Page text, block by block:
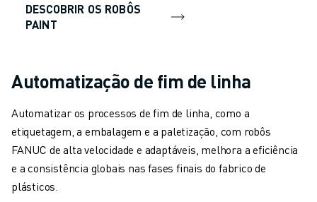
DESCOBRIR OS ROBÔS
PAINT
Automatização de fim de linha
Automatizar os processos de fim de linha, como a
etiquetagem, a embalagem e a paletização, com robôs
FANUC de alta velocidade e adaptáveis, melhora a eficiência
e a consistência globais nas fases finais do fabrico de
plásticos.